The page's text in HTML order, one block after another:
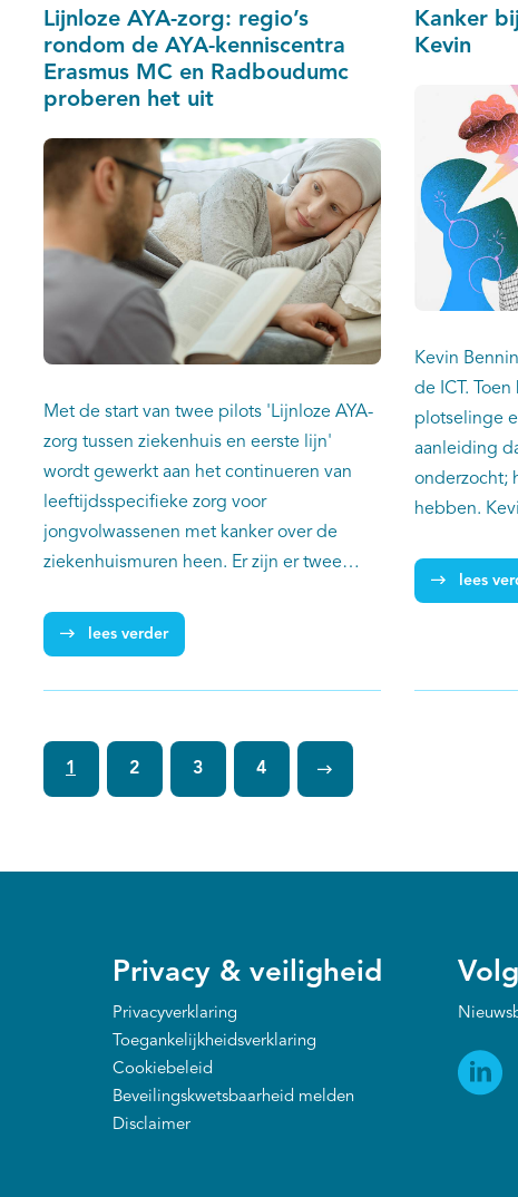
ziekenhuis gebruiken. In dit project werkt
IKNL samen met Tilburg University,
AVL/NKI en AYA Zorgnetwerk.
grootcellig
grootcellig
blijkt dat in
BL
dan
voor DLBCL.
Lijnloze AYA-zorg: regio’s
rondom de AYA-kenniscentra
Erasmus MC en Radboudumc
proberen het uit
Met de start van twee pilots 'Lijnloze AYA-
zorg tussen ziekenhuis en eerste lijn'
wordt gewerkt aan het continueren van
leeftijdsspecifieke zorg voor
jongvolwassenen met kanker over de
ziekenhuismuren heen. Er zijn er twee
Erasmus MC en Radboudumc om de
leeftijdsspecifieke AYA-zorg, die reeds in
lijn.
lees verder
Kanker
Kevin
Kevin
de ICT.
plotselinge
aanleiding
onderzocht;
hebben.
lees
1 2 3 4
Privacy & veiligheid
Privacyverklaring
Toegankelijkheidsverklaring
Cookiebeleid
Beveilingskwetsbaarheid melden
Disclaimer